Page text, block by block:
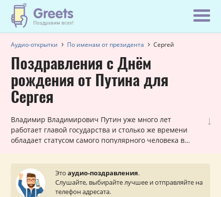
Аудио-открытки По именам от президента Сергей
Поздравления с Днём
рождения от Путина для
Сергея
↓
Владимир Владимирович Путин уже много лет
работает главой государства и столько же времени
обладает статусом самого популярного человека в
всегда в топе самых заказываемых именных
поздравлений. Они всегда уникальны для каждого
мужчины и оставляют очень приятное впечатление.
Этоаудио-поздравления.
Слушайте, выбирайте лучшее и отправляйте на
телефон адресата.